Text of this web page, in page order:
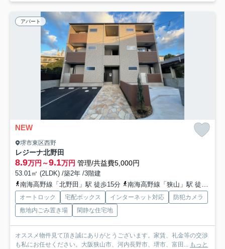
アパート
NEW
堺市東区西野
レジーナ北野田
8.9万円～9.1万円 管理/共益費5,000円
53.01㎡ (2LDK) /築2年 /3階建
南海高野線「北野田」駅 徒歩15分
南海高野線「狭山」駅 徒歩23分
オートロック 宅配ボックス インターネット対応
防犯カメラ
敷地内ごみ置き場
閑静な住宅地
オススメ物件見て頂き誠にありがとうございます。家賃、礼金等の交渉
も私にお任せください。大阪狭山市、河内長野市、堺市、富田... もっと